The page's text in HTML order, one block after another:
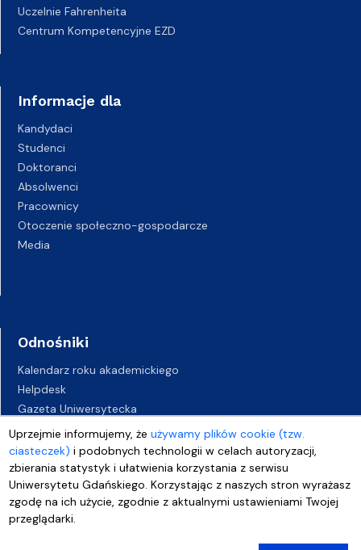
Uprzejmie informujemy, żeużywamy plików cookie (tzw.
ciasteczek) i podobnych technologii w celach autoryzacji,
zbierania statystyk i ułatwienia korzystania z serwisu
Uniwersytetu Gdańskiego. Korzystając z naszych stron wyrażasz
zgodę na ich użycie, zgodnie z aktualnymi ustawieniami Twojej
przeglądarki.
Uczelnie Fahrenheita
Centrum Kompetencyjne EZD
Informacje dla
Kandydaci
Studenci
Doktoranci
Absolwenci
Pracownicy
Otoczenie społeczno-gospodarcze
Media
Odnośniki
Kalendarz roku akademickiego
Helpdesk
Gazeta Uniwersytecka
Kampusy UG
Biuro Karier UG
Oferty pracy
Deklaracja dostępności